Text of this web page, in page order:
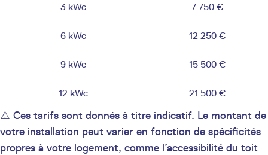
3 kWc 7 750 €
6 kWc 12 250 €
9 kWc 15 500 €
12 kWc 21 500 €
⚠️ Ces tarifs sont donnés à titre indicatif. Le montant de
votre installation peut varier en fonction de spécificités
propres à votre logement, comme l’accessibilité du toit